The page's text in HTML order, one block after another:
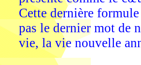
Cette dernière
pas le dernier mot de
vie, la vie nouvelle